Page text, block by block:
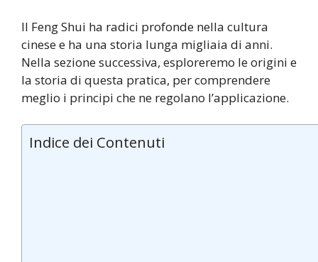
Il Feng Shui ha radici profonde nella cultura
cinese e ha una storia lunga migliaia di anni.
Nella sezione successiva, esploreremo le origini e
la storia di questa pratica, per comprendere
meglio i principi che ne regolano l’applicazione.
Indice dei Contenuti